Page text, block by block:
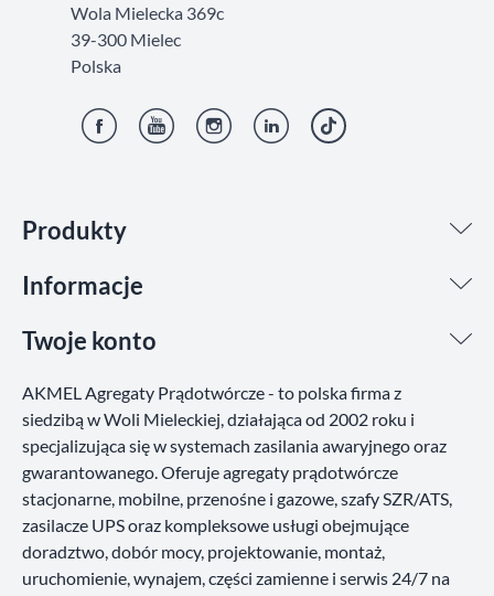
Produkty
Informacje
Twoje konto
Wola Mielecka 369c
39-300 Mielec
Polska
AKMEL Agregaty Prądotwórcze - to polska firma z
siedzibą w Woli Mieleckiej, działająca od 2002 roku i
specjalizująca się w systemach zasilania awaryjnego oraz
gwarantowanego. Oferuje agregaty prądotwórcze
stacjonarne, mobilne, przenośne i gazowe, szafy SZR/ATS,
zasilacze UPS oraz kompleksowe usługi obejmujące
doradztwo, dobór mocy, projektowanie, montaż,
uruchomienie, wynajem, części zamienne i serwis 24/7 na